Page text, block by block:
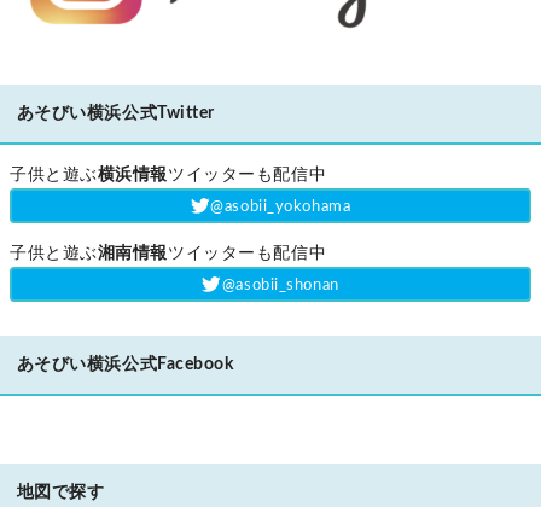
あそびい横浜公式Twitter
子供と遊ぶ横浜情報 ツイッターも配信中
‎@asobii_yokohama
子供と遊ぶ湘南情報 ツイッターも配信中
‎@asobii_shonan
あそびい横浜公式Facebook
地図で探す